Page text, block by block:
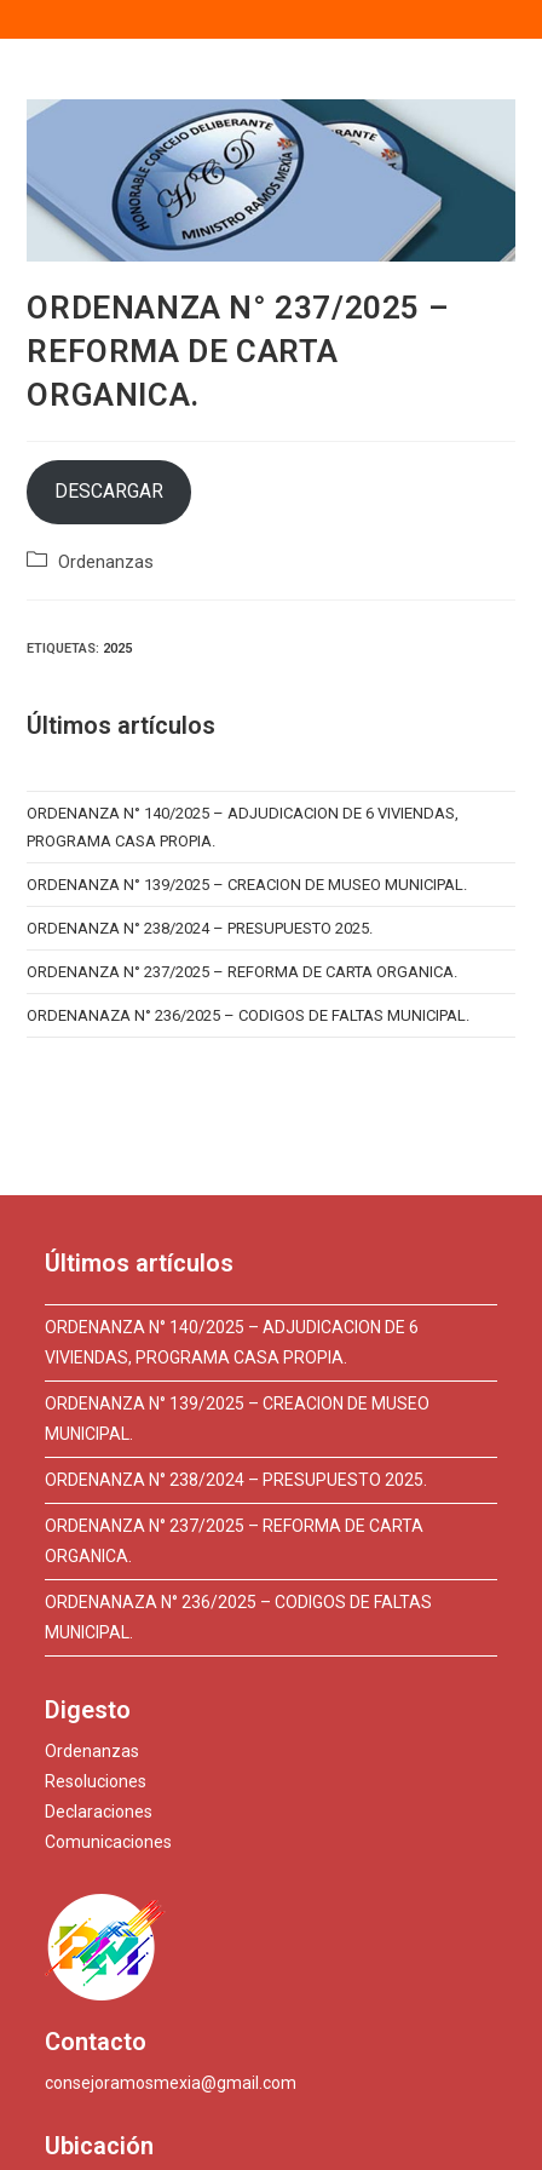
ORDENANZA N° 237/2025 –
REFORMA DE CARTA
ORGANICA.
DESCARGAR
Categoría
Ordenanzas
ETIQUETAS: 2025
Últimos artículos
ORDENANZA N° 140/2025 – ADJUDICACION DE 6 VIVIENDAS,
PROGRAMA CASA PROPIA.
ORDENANZA N° 139/2025 – CREACION DE MUSEO MUNICIPAL.
ORDENANZA N° 238/2024 – PRESUPUESTO 2025.
ORDENANZA N° 237/2025 – REFORMA DE CARTA ORGANICA.
ORDENANAZA N° 236/2025 – CODIGOS DE FALTAS MUNICIPAL.
Últimos artículos
ORDENANZA N° 140/2025 – ADJUDICACION DE 6
VIVIENDAS, PROGRAMA CASA PROPIA.
ORDENANZA N° 139/2025 – CREACION DE MUSEO
MUNICIPAL.
ORDENANZA N° 238/2024 – PRESUPUESTO 2025.
ORDENANZA N° 237/2025 – REFORMA DE CARTA
ORGANICA.
ORDENANAZA N° 236/2025 – CODIGOS DE FALTAS
MUNICIPAL.
Digesto
Ordenanzas
Resoluciones
Declaraciones
Comunicaciones
Contacto
consejoramosmexia@gmail.com
Ubicación